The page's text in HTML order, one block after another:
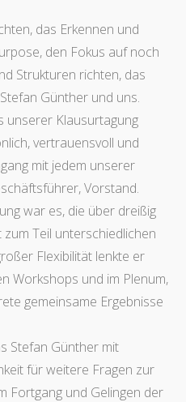
das Erkennen und
den Fokus auf noch
Strukturen richten, das
Günther und uns.
unserer Klausurtagung
vertrauensvoll und
mit jedem unserer
Vorstand.
war es, die über dreißig
Teil unterschiedlichen
Flexibilität lenkte er
Workshops und im Plenum,
gemeinsame Ergebnisse
Stefan Günther mit
für weitere Fragen zur
Fortgang und Gelingen der